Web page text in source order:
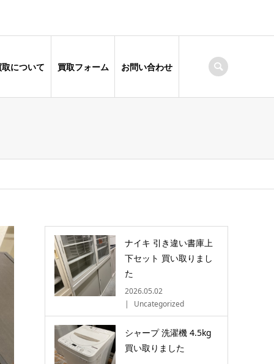
取について 買取フォーム お問い合わせ
ナイキ 引き違い書庫上
下セット 買い取りまし
た
2026.05.02
Uncategorized
シャープ 洗濯機 4.5kg
買い取りました